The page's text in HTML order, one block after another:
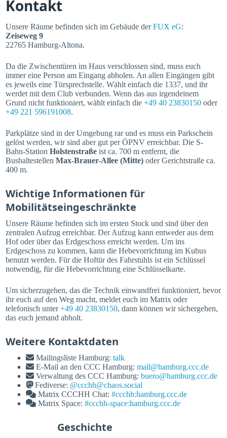
Kontakt
Unsere Räume befinden sich im Gebäude derFUX eG:
Zeiseweg 9
22765 Hamburg-Altona.
Da die Zwischentüren im Haus verschlossen sind, muss euch
immer eine Person am Eingang abholen. An allen Eingängen gibt
es jeweils eine Türsprechstelle. Wählt einfach die 1337, und ihr
werdet mit dem Club verbunden. Wenn das aus irgendeinem
Grund nicht funktioniert, wählt einfach die+49 40 23830150 oder
+49 221 596191008.
Parkplätze sind in der Umgebung rar und es muss ein Parkschein
gelöst werden, wir sind aber gut per ÖPNV erreichbar. Die S-
Bahn-StationHolstenstraße ist ca. 700 m entfernt, die
BushaltestellenMax-Brauer-Allee (Mitte) oder Gerichtstraße ca.
400 m.
Wichtige Informationen für
Mobilitätseingeschränkte
Unsere Räume befinden sich im ersten Stock und sind über den
zentralen Aufzug erreichbar. Der Aufzug kann entweder aus dem
Hof oder über das Erdgeschoss erreicht werden. Um ins
Erdgeschoss zu kommen, kann die Hebevorrichtung im Kubus
benutzt werden. Für die Hoftür des Fahrstuhls ist ein Schlüssel
notwendig, für die Hebevorrichtung eine Schlüsselkarte.
Um sicherzugehen, das die Technik einwandfrei funktioniert, bevor
ihr euch auf den Weg macht, meldet euch im Matrix oder
telefonisch unter+49 40 23830150, dann können wir sichergehen,
das euch jemand abholt.
Weitere Kontaktdaten
Mailingsliste Hamburg:talk
E-Mail an den CCC Hamburg:mail@hamburg.ccc.de
Verwaltung des CCC Hamburg:buero@hamburg.ccc.de
Fediverse: @ccchh@chaos.social
Matrix CCCHH Chat:#ccchh:hamburg.ccc.de
Matrix Space:#ccchh-space:hamburg.ccc.de
Geschichte